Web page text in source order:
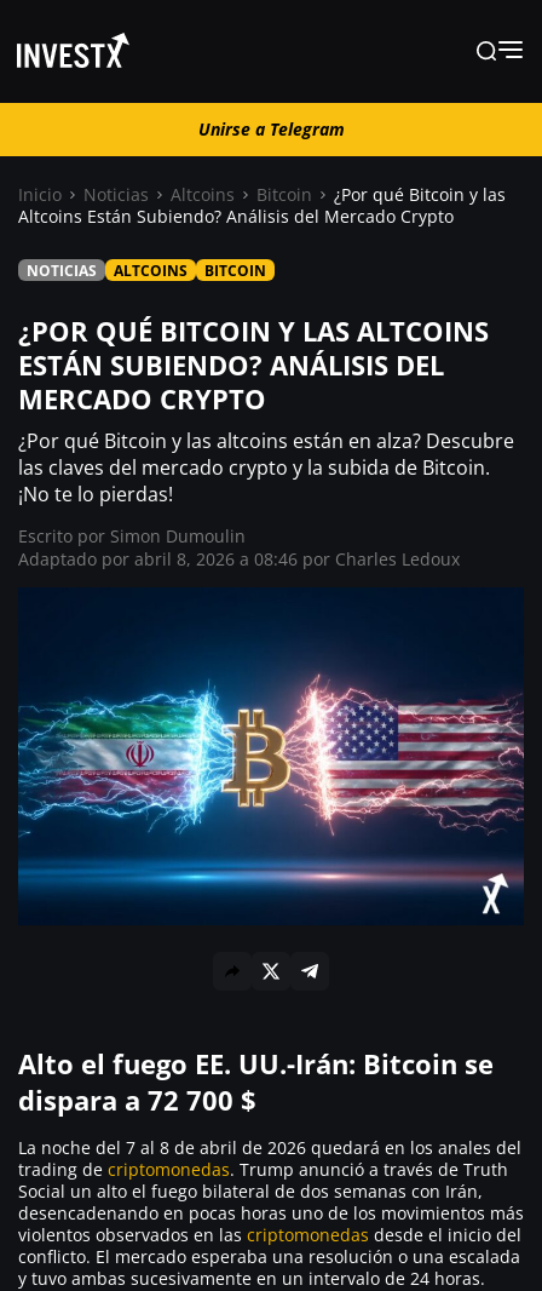
Unirse a Telegram
Guías
Trading
¿ Dónde comprar ?
Unirse a Telegram
Inicio Noticias Altcoins Bitcoin
¿Por qué Bitcoin y las
Altcoins Están Subiendo? Análisis del Mercado Crypto
NOTICIAS ALTCOINS BITCOIN
¿POR QUÉ BITCOIN Y LAS ALTCOINS
ESTÁN SUBIENDO? ANÁLISIS DEL
MERCADO CRYPTO
¿Por qué Bitcoin y las altcoins están en alza? Descubre
las claves del mercado crypto y la subida de Bitcoin.
¡No te lo pierdas!
Escrito por Simon Dumoulin
Adaptado por abril 8, 2026 a 08:46 por Charles Ledoux
Alto el fuego EE. UU.-Irán: Bitcoin se
dispara a 72 700 $
La noche del 7 al 8 de abril de 2026 quedará en los anales del
trading de criptomonedas. Trump anunció a través de Truth
Social un alto el fuego bilateral de dos semanas con Irán,
desencadenando en pocas horas uno de los movimientos más
violentos observados en las criptomonedas desde el inicio del
conflicto. El mercado esperaba una resolución o una escalada
y tuvo ambas sucesivamente en un intervalo de 24 horas.